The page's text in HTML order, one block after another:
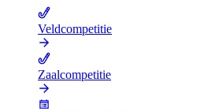
Veldcompetitie
Zaalcompetitie